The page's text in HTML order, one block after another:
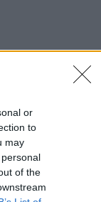
or
to
may
of the